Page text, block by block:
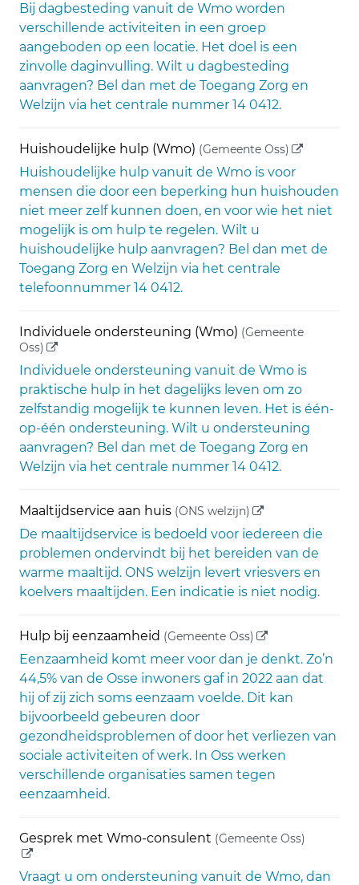
Bij dagbesteding vanuit de Wmo worden
verschillende activiteiten in een groep
aangeboden op een locatie. Het doel is een
zinvolle daginvulling. Wilt u dagbesteding
aanvragen? Bel dan met de Toegang Zorg en
Welzijn via het centrale nummer 14 0412.
Huishoudelijke hulp (Wmo) (Gemeente Oss) (externe
Huishoudelijke hulp vanuit de Wmo is voor
mensen die door een beperking hun huishouden
niet meer zelf kunnen doen, en voor wie het niet
mogelijk is om hulp te regelen. Wilt u
huishoudelijke hulp aanvragen? Bel dan met de
Toegang Zorg en Welzijn via het centrale
telefoonnummer 14 0412.
Individuele ondersteuning (Wmo) (Gemeente
Oss) (externe link)
Individuele ondersteuning vanuit de Wmo is
praktische hulp in het dagelijks leven om zo
zelfstandig mogelijk te kunnen leven. Het is één-
op-één ondersteuning. Wilt u ondersteuning
aanvragen? Bel dan met de Toegang Zorg en
Welzijn via het centrale nummer 14 0412.
Maaltijdservice aan huis (ONS welzijn) (externe link)
De maaltijdservice is bedoeld voor iedereen die
problemen ondervindt bij het bereiden van de
warme maaltijd. ONS welzijn levert vriesvers en
koelvers maaltijden. Een indicatie is niet nodig.
Hulp bij eenzaamheid (Gemeente Oss) (externe link)
Eenzaamheid komt meer voor dan je denkt. Zo’n
44,5% van de Osse inwoners gaf in 2022 aan dat
hij of zij zich soms eenzaam voelde. Dit kan
bijvoorbeeld gebeuren door
gezondheidsproblemen of door het verliezen van
sociale activiteiten of werk. In Oss werken
verschillende organisaties samen tegen
eenzaamheid.
Gesprek met Wmo-consulent (Gemeente Oss)
Vraagt u om ondersteuning vanuit de Wmo, dan